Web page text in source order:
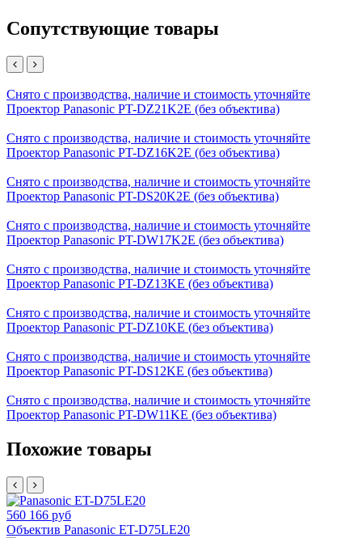
Сопутствующие товары
Снято с производства, наличие и стоимость уточняйте
Проектор Panasonic PT-DZ21K2E (без объектива)
Снято с производства, наличие и стоимость уточняйте
Проектор Panasonic PT-DZ16K2E (без объектива)
Снято с производства, наличие и стоимость уточняйте
Проектор Panasonic PT-DS20K2E (без объектива)
Снято с производства, наличие и стоимость уточняйте
Проектор Panasonic PT-DW17K2E (без объектива)
Снято с производства, наличие и стоимость уточняйте
Проектор Panasonic PT-DZ13KE (без объектива)
Снято с производства, наличие и стоимость уточняйте
Проектор Panasonic PT-DZ10KE (без объектива)
Снято с производства, наличие и стоимость уточняйте
Проектор Panasonic PT-DS12KE (без объектива)
Снято с производства, наличие и стоимость уточняйте
Проектор Panasonic PT-DW11KE (без объектива)
Похожие товары
560 166 руб
Объектив Panasonic ET-D75LE20